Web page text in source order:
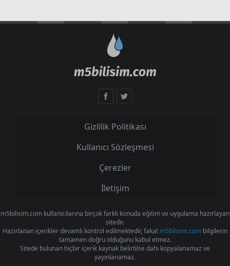
Gizlilik Politikası
Kullanıcı Sözleşmesi
Çerezler
İletişim
m5bilisim.com kullanıcılarına birçok farklı konuda eğitim ve uygulama hazırlayan
sitedir.
Hazırlanan içerikler devamlı kontrol edilmektedir, fakat m5bilisim.com bilgilerin
tamamen doğru olduğunu kabul etmez.
Sitede bulunan hiçbir içerik kaynak belirtilse dahi kopyalanamaz ve
yayınlanamaz.